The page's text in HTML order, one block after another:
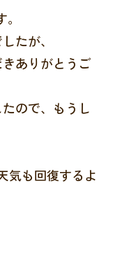
たが、
ありがとうご
ので、もうし
気も回復するよ